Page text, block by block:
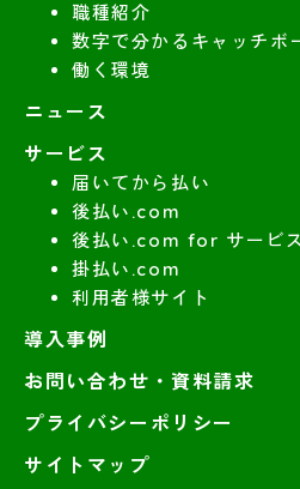
職種紹介
数字で分かるキャッチボ
働く環境
ニュース
サービス
届いてから払い
後払い.com
後払い.com for サービ
掛払い.com
利用者様サイト
導入事例
お問い合わせ・資料請求
プライバシーポリシー
サイトマップ